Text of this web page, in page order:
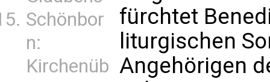
Schönbor
n:
Kirchenüb
fürchtet
liturgischen
Angehörigen